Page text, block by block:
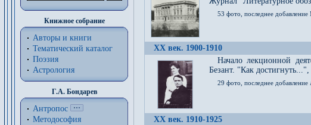
Книжное собрание
Авторы и книги
Тематический каталог
Поэзия
Астрология
Г.А. Бондарев
Антропос
Методософия
53 фото, последнее
XX век. 1900-1910
Начало лекционной
Безант. "Как
29 фото, последнее
XX век. 1910-1925